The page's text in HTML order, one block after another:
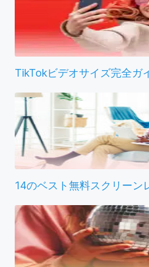
TikTokビデオサイズ完全ガ
14のベスト無料スクリーン